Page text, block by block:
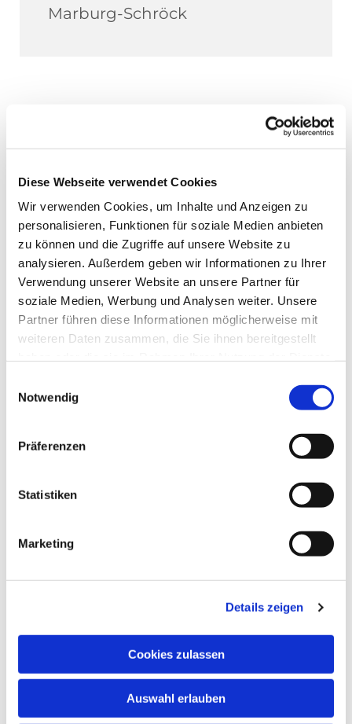
Diese Webseite verwendet Cookies
Wir verwenden Cookies, um Inhalte und Anzeigen zu
personalisieren, Funktionen für soziale Medien anbieten
zu können und die Zugriffe auf unsere Website zu
analysieren. Außerdem geben wir Informationen zu Ihrer
Verwendung unserer Website an unsere Partner für
soziale Medien, Werbung und Analysen weiter. Unsere
Partner führen diese Informationen möglicherweise mit
weiteren Daten zusammen, die Sie ihnen bereitgestellt
Notwendig
Präferenzen
Statistiken
Marketing
Details zeigen
Cookies zulassen
Auswahl erlauben
Marburg-Schröck
Dies könnte Sie auch